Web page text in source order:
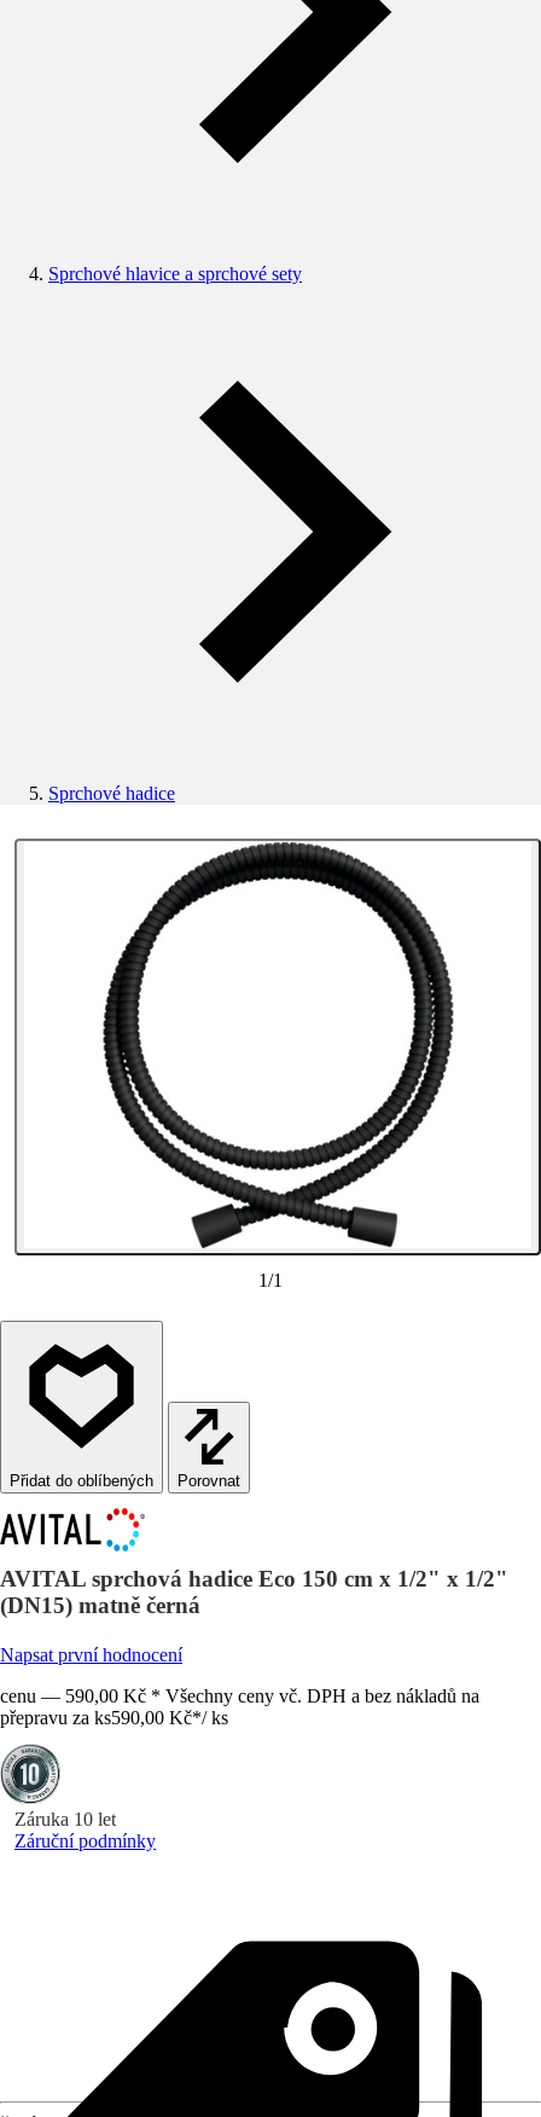
Sprchové hlavice a sprchové sety
Sprchové hadice
1/1
Porovnat
AVITAL sprchová hadice Eco 150 cm x 1/2" x 1/2"
(DN15) matně černá
Napsat první hodnocení
cenu — 590,00 Kč * Všechny ceny vč. DPH a bez nákladů na
přepravu za ks590,00 Kč*/ ks
Záruka 10 let
Záruční podmínky